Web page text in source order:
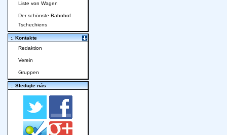
Liste von Wagen
Der schönste Bahnhof
Tschechiens
:. Kontakte
Redaktion
Verein
Gruppen
:. Sledujte nás